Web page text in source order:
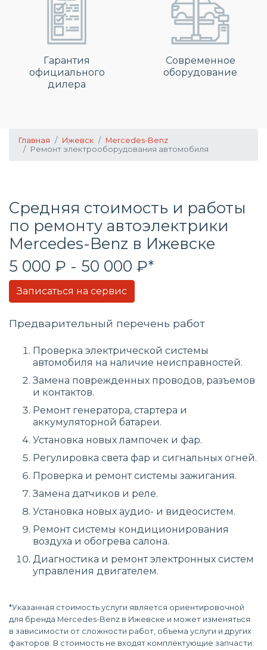
Гарантия
официального
дилера
Современное
оборудование
Главная Ижевск
Mercedes-Benz
Ремонт электрооборудования автомобиля
Средняя стоимость и работы
по ремонту автоэлектрики
Mercedes-Benz в Ижевске
5 000 ₽ - 50 000 ₽*
Записаться на сервис
Предварительный перечень работ
Проверка электрической системы
автомобиля на наличие неисправностей.
Замена поврежденных проводов, разъемов
и контактов.
Ремонт генератора, стартера и
аккумуляторной батареи.
Установка новых лампочек и фар.
Регулировка света фар и сигнальных огней.
Проверка и ремонт системы зажигания.
Замена датчиков и реле.
Установка новых аудио- и видеосистем.
Ремонт системы кондиционирования
воздуха и обогрева салона.
Диагностика и ремонт электронных систем
управления двигателем.
*Указанная стоимость услуги является ориентировочной
для бренда Mercedes-Benz в Ижевске и может изменяться
в зависимости от сложности работ, объема услуги и других
факторов. В стоимость не входят комплектующие запчасти.